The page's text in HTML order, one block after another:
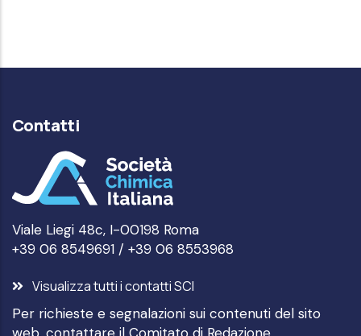
Contatti
Viale Liegi 48c, I-00198 Roma
+39 06 8549691 / +39 06 8553968
Visualizza tutti i contatti SCI
Per richieste e segnalazioni sui contenuti del sito